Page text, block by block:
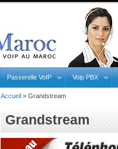
Passerelle VoIP Voip PBX
Accueil» Grandstream
Grandstream